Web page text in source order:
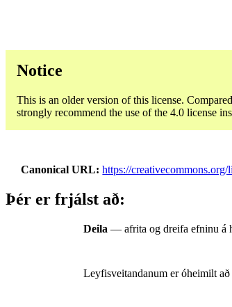
Notice
This is an older version of this license.
strongly recommend the use of the 4.0 license
Canonical URL https://
Þér er frjálst að:
Deila — afrita og dreifa efninu á
Leyfisveitandanum er óheimilt